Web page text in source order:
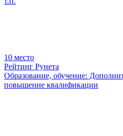
10 место
Рейтинг Рунета
Образование, обучение:
повышение квалификации